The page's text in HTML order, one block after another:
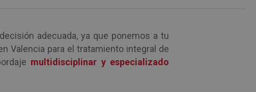
adecuada, ya que ponemos a tu
Valencia para el tratamiento integral de
multidisciplinar y especializado